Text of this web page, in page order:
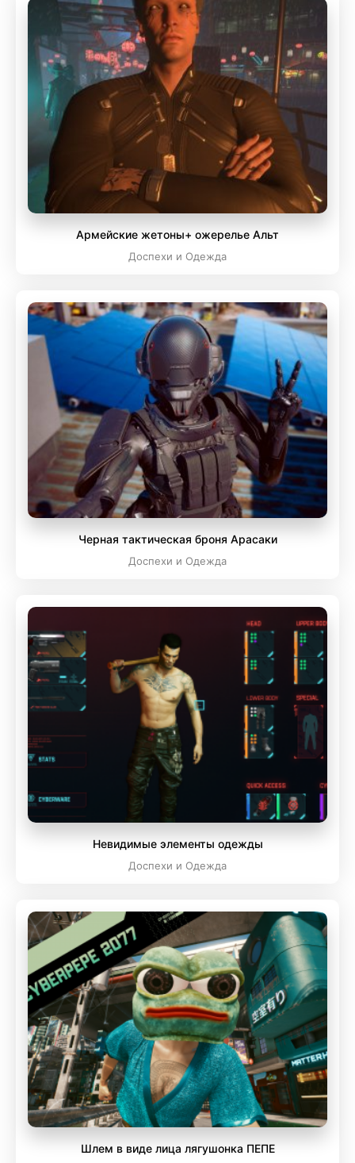
Армейские жетоны+ ожерелье Альт
Доспехи и Одежда
Черная тактическая броня Арасаки
Доспехи и Одежда
Невидимые элементы одежды
Доспехи и Одежда
Шлем в виде лица лягушонка ПЕПЕ